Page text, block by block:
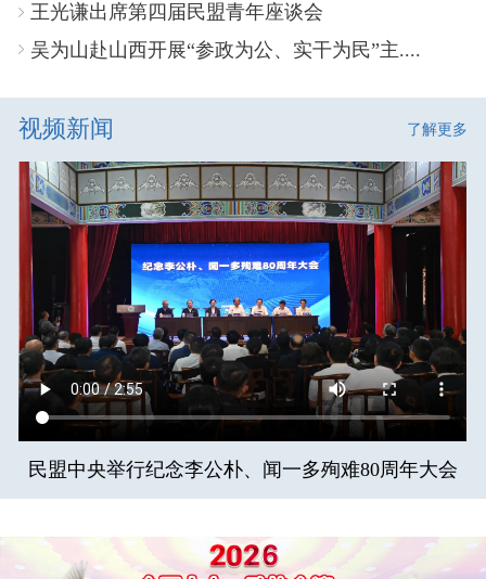
王光谦出席第四届民盟青年座谈会
吴为山赴山西开展“参政为公、实干为民”主....
视频新闻 了解更多
民盟中央举行纪念李公朴、闻一多殉难80周年大会